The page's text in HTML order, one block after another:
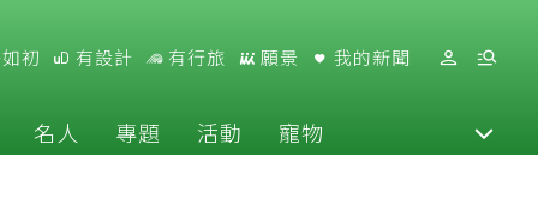
初 有設計 有行旅 願景 我的新聞
名人 專題 活動 寵物